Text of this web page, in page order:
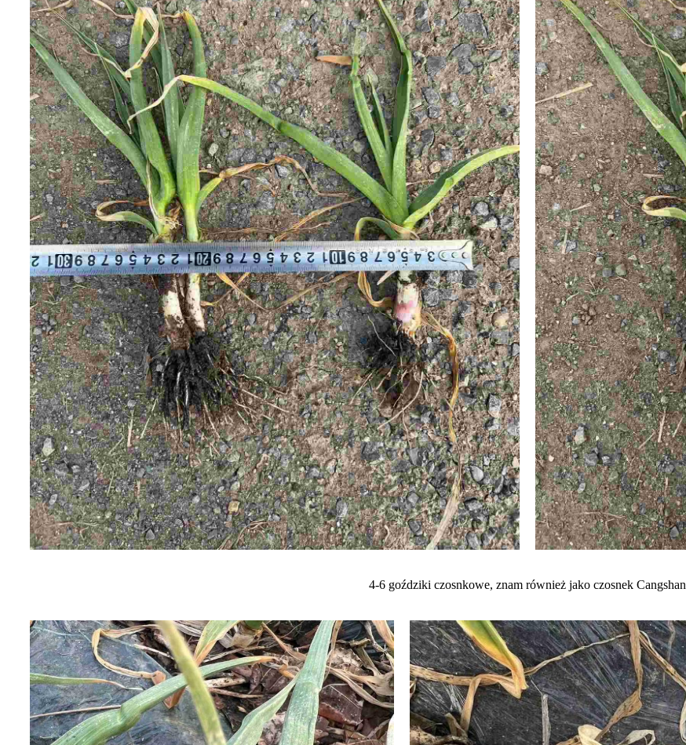
4-6 goździki czosnkowe, znam również jako czosnek Cangshan